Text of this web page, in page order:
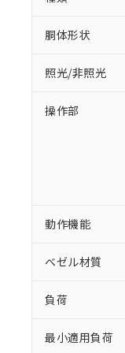
胴体形状
照光/非照光
操作部
動作機能
ベゼル材質
負荷
最小適用負荷